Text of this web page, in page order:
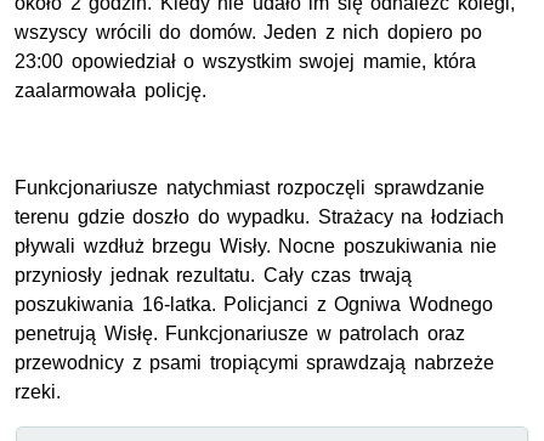
wszyscy wrócili do domów. Jeden z nich dopiero po
23:00 opowiedział o wszystkim swojej mamie, która
zaalarmowała policję.
Funkcjonariusze natychmiast rozpoczęli sprawdzanie
terenu gdzie doszło do wypadku. Strażacy na łodziach
pływali wzdłuż brzegu Wisły. Nocne poszukiwania nie
przyniosły jednak rezultatu. Cały czas trwają
poszukiwania 16-latka. Policjanci z Ogniwa Wodnego
penetrują Wisłę. Funkcjonariusze w patrolach oraz
przewodnicy z psami tropiącymi sprawdzają nabrzeże
rzeki.